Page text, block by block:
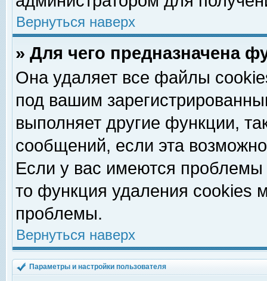
Вернуться наверх
» Для чего предназначена
Она удаляет все файлы
под вашим
выполняет другие функции,
сообщений, если эта
Если у вас имеются
то функция удаления cookies
проблемы.
Вернуться наверх
Параметры и настройки пользователя